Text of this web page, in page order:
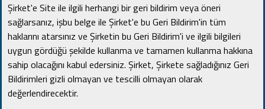
Şirket'e Site ile ilgili herhangi bir geri bildirim veya öneri
sağlarsanız, işbu belge ile Şirket'e bu Geri Bildirim'in tüm
haklarını atarsınız ve Şirketin bu Geri Bildirim'i ve ilgili bilgileri
uygun gördüğü şekilde kullanma ve tamamen kullanma hakkına
sahip olacağını kabul edersiniz. Şirket, Şirkete sağladığınız Geri
Bildirimleri gizli olmayan ve tescilli olmayan olarak
değerlendirecektir.